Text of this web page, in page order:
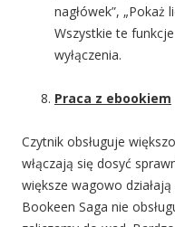
nagłówek”, „Pokaż
Wszystkie te
wyłączenia.
Praca z ebookiem
Czytnik obsługuje
włączają się dosyć
większe wagowo
Bookeen Saga nie